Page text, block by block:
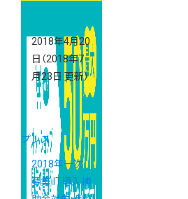
2018年4月20
日 （2018年7
月23日 更新）
プレス
2018年一次
募集 IT導入補